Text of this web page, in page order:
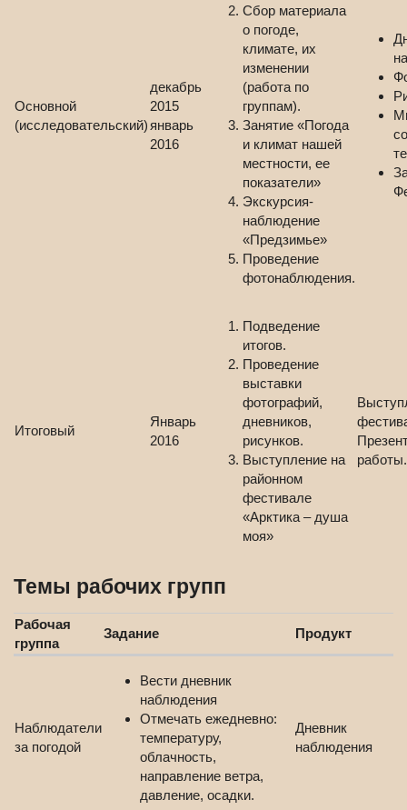
Основной
(исследовательский)
декабрь
2015
январь
2016
Сбор материала
о погоде,
климате, их
изменении
(работа по
группам).
Занятие «Погода
и климат нашей
местности, ее
показатели»
Экскурсия-
наблюдение
«Предзимье»
Проведение
фотонаблюдения.
Итоговый
Январь
2016
Подведение
итогов.
Проведение
выставки
фотографий,
дневников,
рисунков.
Выступление на
районном
фестивале
«Арктика – душа
моя»
работы.
Темы рабочих групп
Рабочая
группа
Задание Продукт
Наблюдатели
за погодой
Вести дневник
наблюдения
Отмечать ежедневно:
температуру,
облачность,
направление ветра,
давление, осадки.
Дневник
наблюдения